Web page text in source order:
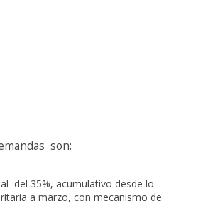
son:
del 35%, acumulativo desde lo
a marzo, con mecanismo de